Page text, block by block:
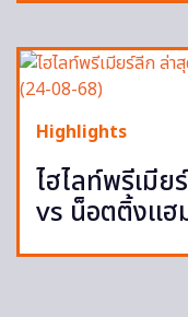
Highlights
ไฮไลท์พรีเมีย
vs น็อตติ้งแฮ